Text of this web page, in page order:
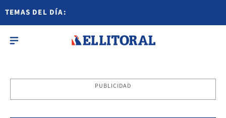
TEMAS DEL DÍA:
PUBLICIDAD